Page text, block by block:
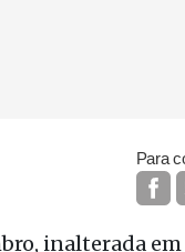
Para
inalterada